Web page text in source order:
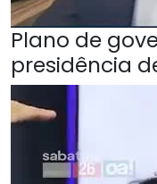
Plano de
presidência